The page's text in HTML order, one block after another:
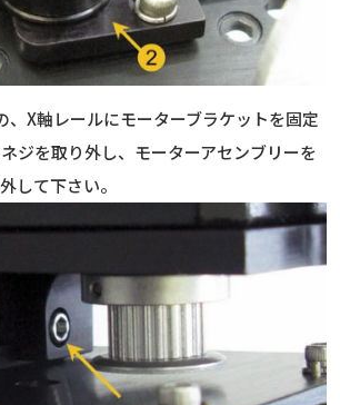
、X軸レールにモーターブラケットを固定
ジを取り外し、モーターアセンブリーを
して下さい。